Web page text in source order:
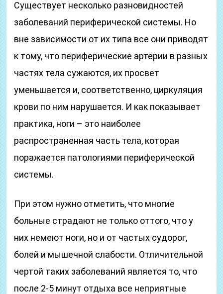
Существует несколько разновидностей
заболеваний периферической системы. Но
вне зависимости от их типа все они приводят
к тому, что периферические артерии в разных
частях тела сужаются, их просвет
уменьшается и, соответственно, циркуляция
крови по ним нарушается. И как показывает
практика, ноги – это наиболее
распространенная часть тела, которая
поражается патологиями периферической
системы.
При этом нужно отметить, что многие
больные страдают не только оттого, что у
них немеют ноги, но и от частых судорог,
болей и мышечной слабости. Отличительной
чертой таких заболеваний является то, что
после 2-5 минут отдыха все неприятные